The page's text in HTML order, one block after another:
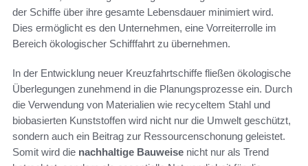
der Schiffe über ihre gesamte Lebensdauer minimiert wird.
Dies ermöglicht es den Unternehmen, eine Vorreiterrolle im
Bereich ökologischer Schifffahrt zu übernehmen.
In der Entwicklung neuer Kreuzfahrtschiffe fließen ökologische
Überlegungen zunehmend in die Planungsprozesse ein. Durch
die Verwendung von Materialien wie recyceltem Stahl und
biobasierten Kunststoffen wird nicht nur die Umwelt geschützt,
sondern auch ein Beitrag zur Ressourcenschonung geleistet.
Somit wird die nachhaltige Bauweise nicht nur als Trend